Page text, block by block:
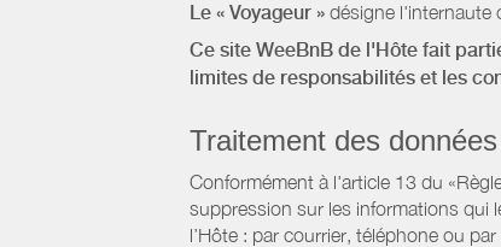
Le « Voyageur » désigne l'internaute
Ce site WeeBnB de l'Hôte fait
limites de responsabilités et les
Traitement des
Conformément à l'article 13 du
suppression sur les informations qui
l’Hôte : par courrier, téléphone ou par